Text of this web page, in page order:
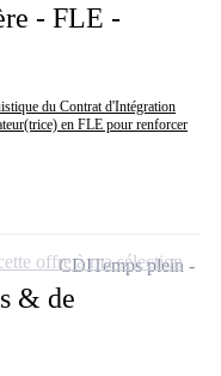
- FLE -
du Contrat d'Intégration
en FLE pour renforcer
& de
CDITemps plein
offre à ma sélection